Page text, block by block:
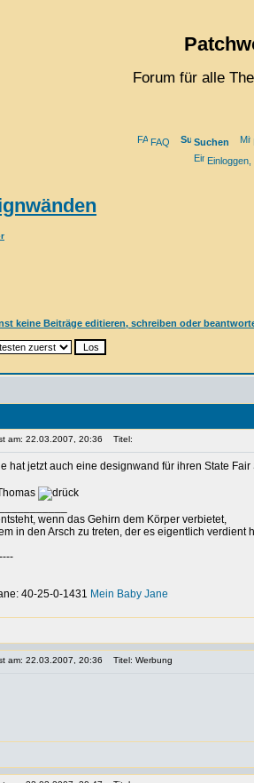
Forum für alle
FAQ Suchen
am: 22.03.2007, 20:36 Titel:
hat jetzt auch eine designwand für ihren State
wenn das Gehirn dem Körper verbietet,
in den Arsch zu treten, der es eigentlich verdient
40-25-0-1431 Mein Baby Jane
am: 22.03.2007, 20:36 Titel: Werbung